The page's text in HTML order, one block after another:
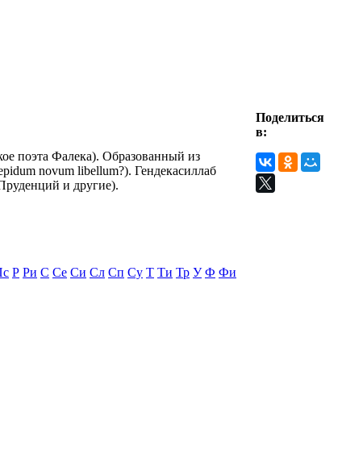
поэта Фалека). Образованный из
novum libellum?). Гендекасиллаб
и другие).
Р Ри С Се Си Сл Сп Су Т Ти Тр У Ф Фи
Поделиться
в: